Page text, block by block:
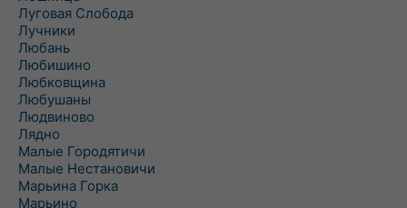
Луговая Слобода
Лучники
Любань
Любишино
Любковщина
Любушаны
Людвиново
Лядно
Малые Городятичи
Малые Нестановичи
Марьина Горка
Марьино